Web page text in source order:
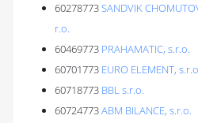
60278773SANDVIK
r.o.
60469773 PRAHAMATIC, s.r.o.
60701773 EURO ELEMENT,
60718773 BBL s.r.o.
60724773ABM BILANCE, s.r.o.